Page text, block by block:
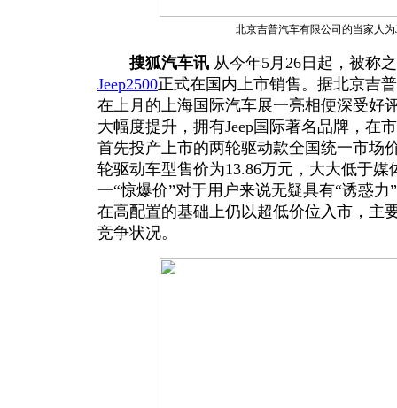
北京吉普汽车有限公司的当家人为
搜狐汽车讯 从今年5月26日起，被称
Jeep2500正式在国内上市销售。据北京吉
在上月的上海国际汽车展一亮相便深受好
大幅度提升，拥有Jeep国际著名品牌，在
首先投产上市的两轮驱动款全国统一市场
轮驱动车型售价为13.86万元，大大低于
一“惊爆价”对于用户来说无疑具有“诱惑力
在高配置的基础上仍以超低价位入市，主
竞争状况。